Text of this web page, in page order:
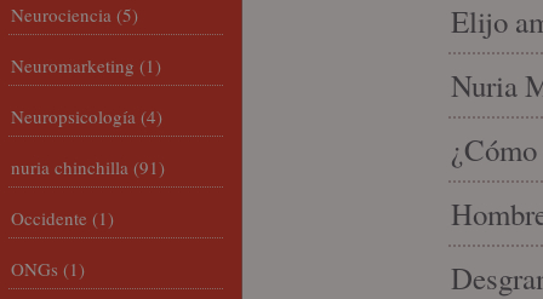
Elijo
Nuria
Neurociencia (5)
Neuromarketing (1)
Neuropsicología (4)
nuria chinchilla (91)
Occidente (1)
ONGs (1)